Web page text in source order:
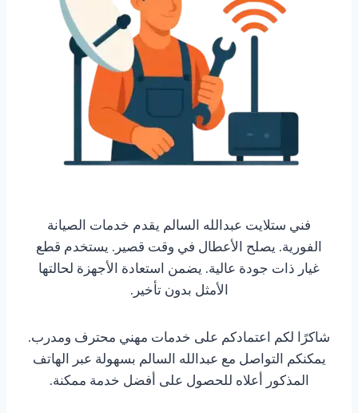
فني ستلايت عبدالله السالم يقدم خدمات الصيانة
الفورية. يصلح الأعطال في وقت قصير. يستخدم قطع
غيار ذات جودة عالية. يضمن استعادة الأجهزة لحالتها
الأمثل بدون تأخير.
شاكرًا لكم اعتمادكم على خدمات مهني محترف ومدرب.
يمكنكم التواصل مع عبدالله السالم بسهولة عبر الهاتف
المذكور أعلاه للحصول على أفضل خدمة ممكنة.